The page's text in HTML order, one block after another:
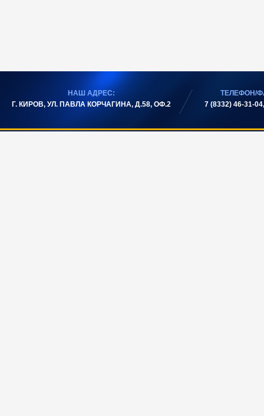
НАШ АДРЕС:
Г. КИРОВ, УЛ. ПАВЛА КОРЧАГИНА, Д.58, ОФ.2
ТЕЛЕФОН/
7 (8332) 46-31-